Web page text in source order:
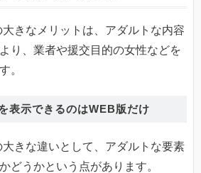
きなメリットは、アダルトな内容
り、業者や援交目的の女性などを
。
表示できるのはWEB版だけ
きな違いとして、アダルトな要素
どうかという点があります。